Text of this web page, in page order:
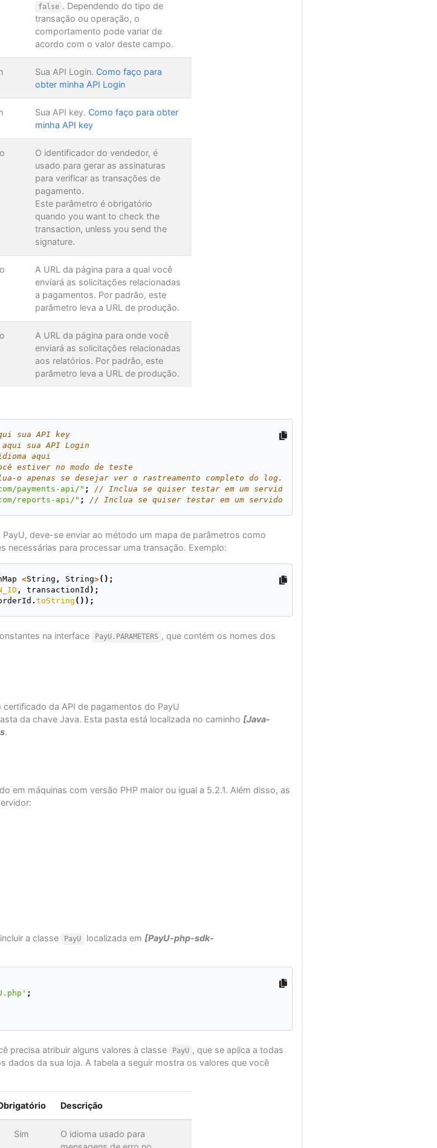
false . Dependendo do tipo de
transação ou operação, o
comportamento pode variar de
acordo com o valor deste campo.
Sua API Login. Como faço para
obter minha API Login
Sua API key. Como faço para obter
minha API key
O identificador do vendedor, é
usado para gerar as assinaturas
para verificar as transações de
pagamento.
Este parâmetro é obrigatório
quando you want to check the
transaction, unless you send the
signature.
A URL da página para a qual você
enviará as solicitações relacionadas
a pagamentos. Por padrão, este
parâmetro leva a URL de produção.
A URL da página para onde você
enviará as solicitações relacionadas
aos relatórios. Por padrão, este
parâmetro leva a URL de produção.
sua API key
sua API Login
aqui
estiver no modo de teste
o apenas se desejar ver o rastreamento completo do log. Caso contrário, você pode
payments-api/" ;
// Inclua se quiser testar em um servidor de pagamento específico e
reports-api/" ; // Inclua se quiser testar em um servidor de relatório específico e
deve-se enviar ao método um mapa de parâmetros como
necessárias para processar uma transação. Exemplo:
<String , String>();
, transactionId );
. toString ());
na interface PayU.PARAMETERS , que contém os nomes dos
da API de pagamentos do PayU
da chave Java. Esta pasta está localizada no caminho [Java-
.
em máquinas com versão PHP maior ou igual a 5.2.1. Além disso, as
a classe PayU localizada em [PayU-php-sdk-
;
precisa atribuir alguns valores à classe PayU , que se aplica a todas
dados da sua loja. A tabela a seguir mostra os valores que você
Descrição
Sim
O idioma usado para